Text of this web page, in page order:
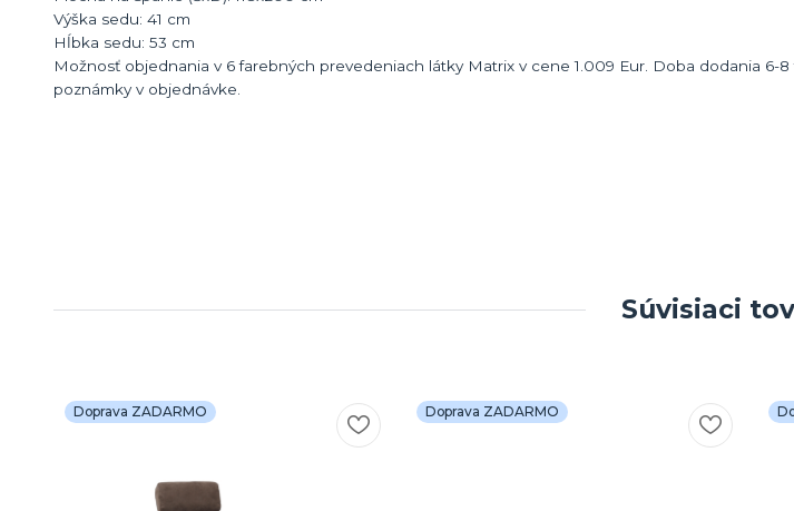
Výška sedu: 41 cm
Hĺbka sedu: 53 cm
Možnosť objednania v 6 farebných prevedeniach látky Matrix v cene 1.009 Eur. Doba dodania 6-
poznámky v objednávke.
Súvisiaci
Doprava ZADARMO Doprava ZADARMO